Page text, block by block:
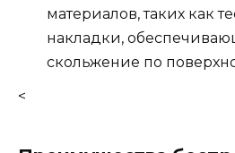
материалов, таких как
накладки,
скольжение по
<